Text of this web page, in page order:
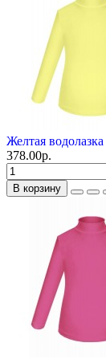
Желтая
378.00р.
В корзину